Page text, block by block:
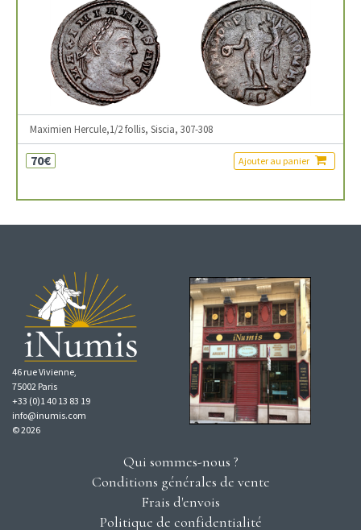
Maximien Hercule,1/2 follis, Siscia, 307-308
70€ Ajouter au panier
46 rue Vivienne,
75002 Paris
+33 (0)1 40 13 83 19
info@inumis.com
© 2026
Qui sommes-nous ?
Conditions générales de vente
Frais d'envois
Politique de confidentialité